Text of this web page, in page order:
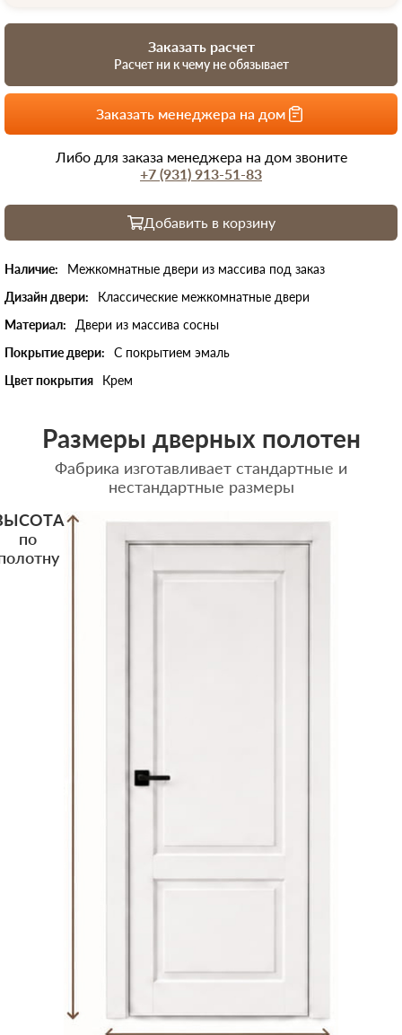
Добавить в корзину
Наличие:
Межкомнатные двери из массива под заказ
Дизайн двери:
Классические межкомнатные двери
Материал:
Двери из массива сосны
Покрытие двери:
С покрытием эмаль
Цвет покрытия
Крем
Заказать расчет
Расчет ни к чему не обязывает
Заказать менеджера на дом
Либо для заказа менеджера на дом звоните
+7 (931) 913-51-83
Размеры дверных полотен
Фабрика изготавливает стандартные и
нестандартные размеры
по